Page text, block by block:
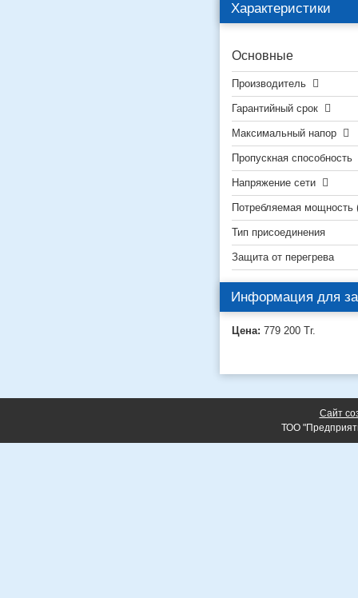
Характеристики
Основные
Производитель
Гарантийный срок
Максимальный напор
Пропускная способность
Напряжение сети
Потребляемая мощность
Тип присоединения
Защита от перегрева
Информация для
Цена: 779 200 Тг.
Сайт
ТОО